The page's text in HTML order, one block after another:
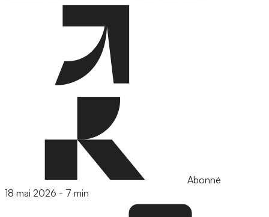
Abonné
18 mai 2026 - 7 min